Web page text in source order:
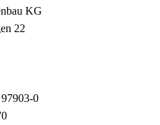
KG
22
0